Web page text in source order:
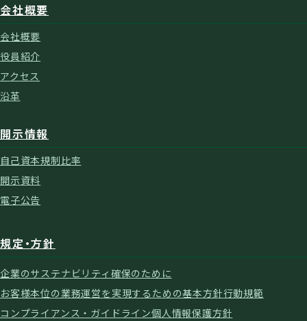
会社概要
会社概要
役員紹介
アクセス
沿革
開示情報
自己資本規制比率
開示資料
電子公告
規定・方針
企業のサステナビリティ確保のために
お客様本位の業務運営を実現するための基本方針行動規範
コンプライアンス・ガイドライン個人情報保護方針